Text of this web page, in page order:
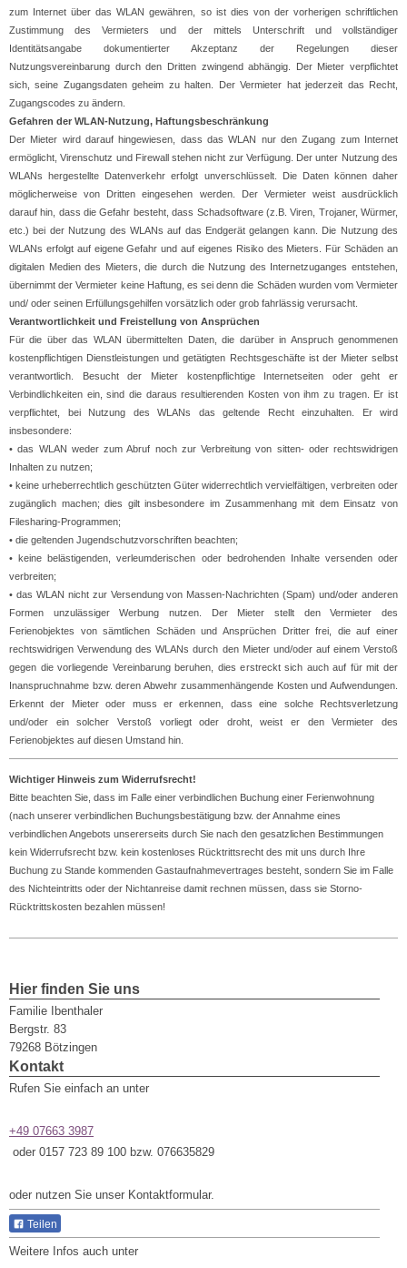
zum Internet über das WLAN gewähren, so ist dies von der vorherigen schriftlichen
Zustimmung des Vermieters und der mittels Unterschrift und vollständiger
Identitätsangabe dokumentierter Akzeptanz der Regelungen dieser
Nutzungsvereinbarung durch den Dritten zwingend abhängig. Der Mieter verpflichtet
sich, seine Zugangsdaten geheim zu halten. Der Vermieter hat jederzeit das Recht,
Zugangscodes zu ändern.
Gefahren der WLAN-Nutzung, Haftungsbeschränkung
Der Mieter wird darauf hingewiesen, dass das WLAN nur den Zugang zum Internet
ermöglicht, Virenschutz und Firewall stehen nicht zur Verfügung. Der unter Nutzung des
WLANs hergestellte Datenverkehr erfolgt unverschlüsselt. Die Daten können daher
möglicherweise von Dritten eingesehen werden. Der Vermieter weist ausdrücklich
darauf hin, dass die Gefahr besteht, dass Schadsoftware (z.B. Viren, Trojaner, Würmer,
etc.) bei der Nutzung des WLANs auf das Endgerät gelangen kann. Die Nutzung des
WLANs erfolgt auf eigene Gefahr und auf eigenes Risiko des Mieters. Für Schäden an
digitalen Medien des Mieters, die durch die Nutzung des Internetzuganges entstehen,
übernimmt der Vermieter keine Haftung, es sei denn die Schäden wurden vom Vermieter
und/ oder seinen Erfüllungsgehilfen vorsätzlich oder grob fahrlässig verursacht.
Verantwortlichkeit und Freistellung von Ansprüchen
Für die über das WLAN übermittelten Daten, die darüber in Anspruch genommenen
kostenpflichtigen Dienstleistungen und getätigten Rechtsgeschäfte ist der Mieter selbst
verantwortlich. Besucht der Mieter kostenpflichtige Internetseiten oder geht er
Verbindlichkeiten ein, sind die daraus resultierenden Kosten von ihm zu tragen. Er ist
verpflichtet, bei Nutzung des WLANs das geltende Recht einzuhalten. Er wird
insbesondere:
• das WLAN weder zum Abruf noch zur Verbreitung von sitten- oder rechtswidrigen
Inhalten zu nutzen;
• keine urheberrechtlich geschützten Güter widerrechtlich vervielfältigen, verbreiten oder
zugänglich machen; dies gilt insbesondere im Zusammenhang mit dem Einsatz von
Filesharing-Programmen;
• die geltenden Jugendschutzvorschriften beachten;
• keine belästigenden, verleumderischen oder bedrohenden Inhalte versenden oder
verbreiten;
• das WLAN nicht zur Versendung von Massen-Nachrichten (Spam) und/oder anderen
Formen unzulässiger Werbung nutzen. Der Mieter stellt den Vermieter des
Ferienobjektes von sämtlichen Schäden und Ansprüchen Dritter frei, die auf einer
rechtswidrigen Verwendung des WLANs durch den Mieter und/oder auf einem Verstoß
gegen die vorliegende Vereinbarung beruhen, dies erstreckt sich auch auf für mit der
Inanspruchnahme bzw. deren Abwehr zusammenhängende Kosten und Aufwendungen.
Erkennt der Mieter oder muss er erkennen, dass eine solche Rechtsverletzung
und/oder ein solcher Verstoß vorliegt oder droht, weist er den Vermieter des
Ferienobjektes auf diesen Umstand hin.
Wichtiger Hinweis zum Widerrufsrecht!
Bitte beachten Sie, dass im Falle einer verbindlichen Buchung einer Ferienwohnung
(nach unserer verbindlichen Buchungsbestätigung bzw. der Annahme eines
verbindlichen Angebots unsererseits durch Sie nach den gesatzlichen Bestimmungen
kein Widerrufsrecht bzw. kein kostenloses Rücktrittsrecht des mit uns durch Ihre
Buchung zu Stande kommenden Gastaufnahmevertrages besteht, sondern Sie im Falle
des Nichteintritts oder der Nichtanreise damit rechnen müssen, dass sie Storno-
Rücktrittskosten bezahlen müssen!
Hier finden Sie uns
Familie Ibenthaler
Bergstr. 83
79268 Bötzingen
Kontakt
Rufen Sie einfach an unter
+49 07663 3987
oder 0157 723 89 100 bzw. 076635829
oder nutzen Sie unser Kontaktformular.
Teilen
Weitere Infos auch unter